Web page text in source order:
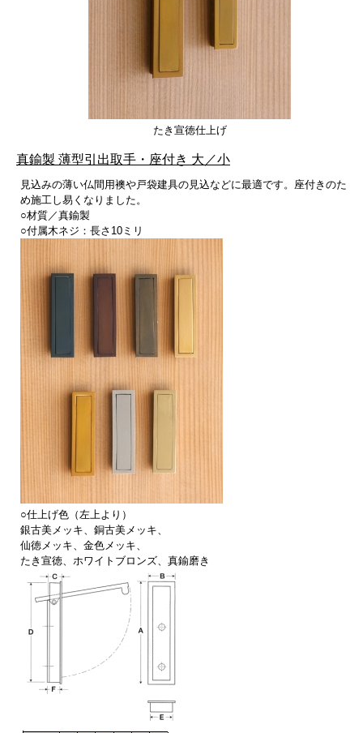
たき宣徳仕上げ
真鍮製 薄型引出取手・座付き 大／小
見込みの薄い仏間用襖や戸袋建具の見込などに最適です。座付きのた
め施工し易くなりました。
○材質／真鍮製
○付属木ネジ：長さ10ミリ
○仕上げ色（左上より）
銀古美メッキ、銅古美メッキ、
仙徳メッキ、金色メッキ、
たき宣徳、ホワイトブロンズ、真鍮磨き